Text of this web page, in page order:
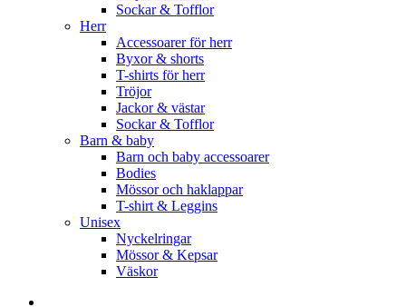
Sockar & Tofflor
Herr
Accessoarer för herr
Byxor & shorts
T-shirts för herr
Tröjor
Jackor & västar
Sockar & Tofflor
Barn & baby
Barn och baby accessoarer
Bodies
Mössor och haklappar
T-shirt & Leggins
Unisex
Nyckelringar
Mössor & Kepsar
Väskor